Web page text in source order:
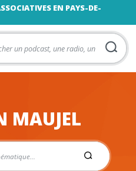
EN PAYS-DE-
MAUJEL